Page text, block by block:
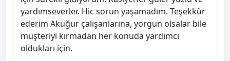
yardımseverler. Hic sorun yaşamadım. Teşekkür
ederim Akuğur çalışanlarına, yorgun olsalar bile
müşteriyi kırmadan her konuda yardımcı
oldukları için.